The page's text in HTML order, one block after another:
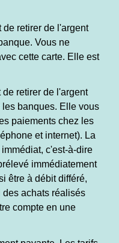
de retirer de l'argent
Vous ne
cette carte. Elle est
de retirer de l'argent
banques. Elle vous
paiements chez les
et internet). La
c'est-à-dire
immédiatement
être à débit différé,
des achats réalisés
compte en une